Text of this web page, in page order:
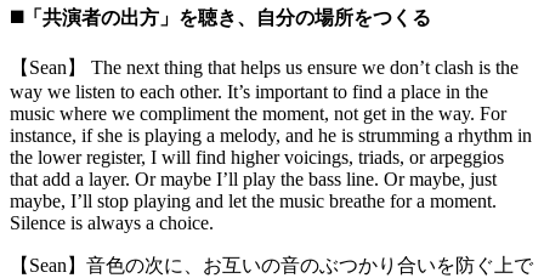
◼️「共演者の出方」を聴き、自分の場所をつくる
【Sean】 The next thing that helps us ensure we don’t clash is the
way we listen to each other. It’s important to find a place in the
music where we compliment the moment, not get in the way. For
instance, if she is playing a melody, and he is strumming a rhythm in
the lower register, I will find higher voicings, triads, or arpeggios
that add a layer. Or maybe I’ll play the bass line. Or maybe, just
maybe, I’ll stop playing and let the music breathe for a moment.
Silence is always a choice.
【Sean】音色の次に、お互いの音のぶつかり合いを防ぐ上で